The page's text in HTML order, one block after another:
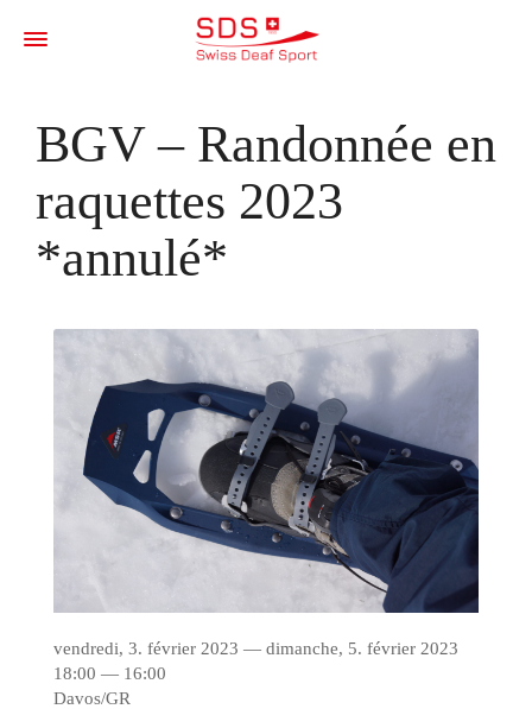
BGV – Randonnée en
raquettes 2023
*annulé*
vendredi, 3. février 2023 — dimanche, 5. février 2023
18:00 — 16:00
Davos/GR